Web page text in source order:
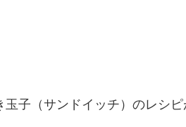
子（サンドイッチ）のレシ